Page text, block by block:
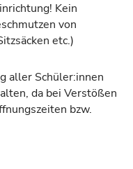
Kein
von
etc.)
aller Schüler:innen
da bei Verstößen
bzw.